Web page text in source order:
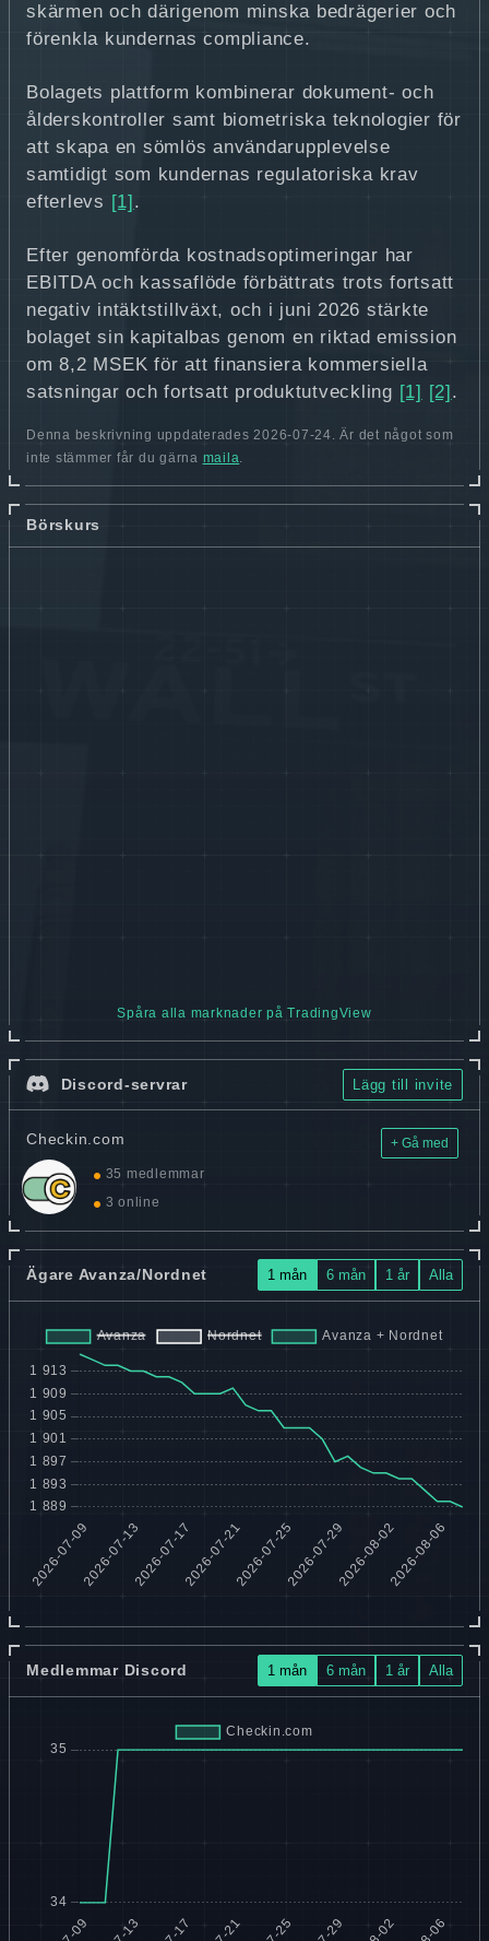
skärmen och därigenom minska bedrägerier och
förenkla kundernas compliance.
Bolagets plattform kombinerar dokument- och
ålderskontroller samt biometriska teknologier för
att skapa en sömlös användarupplevelse
samtidigt som kundernas regulatoriska krav
efterlevs [1] .
Efter genomförda kostnadsoptimeringar har
EBITDA och kassaflöde förbättrats trots fortsatt
negativ intäktstillväxt, och i juni 2026 stärkte
bolaget sin kapitalbas genom en riktad emission
om 8,2 MSEK för att finansiera kommersiella
satsningar och fortsatt produktutveckling [1] [2] .
Denna beskrivning uppdaterades 2026-07-24. Är det något som
inte stämmer får du gärna maila.
Börskurs
Spåra alla marknader på TradingView
Discord-servrar Lägg till invite
Checkin.com
35 medlemmar
3 online
+ Gå med
Ägare Avanza/Nordnet 1 mån 6 mån 1 år Alla
Medlemmar Discord 1 mån 6 mån 1 år Alla